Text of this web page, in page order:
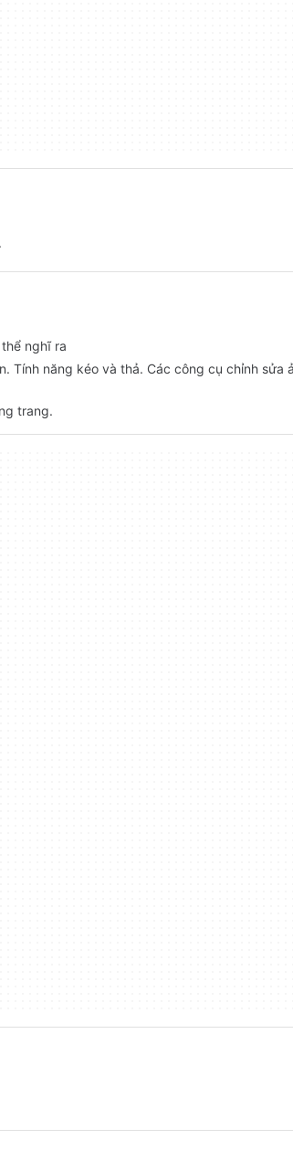
nghĩ ra
Tính năng kéo và thả. Các công cụ chỉnh sửa
trang.